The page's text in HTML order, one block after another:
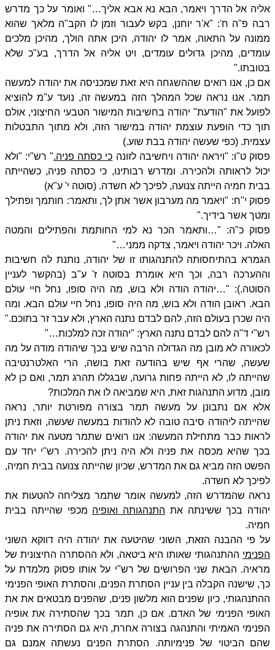
אליה אל הדרך ויאמר, הבא נא אבא אליך…" ואומר על כך מדרש
רבה פ"ה ח': "א'ר יוחנן, בקש לעבור וזמן לו הקב"ה מלאך שהוא
ממונה על התאוה, אמר לו יהודה, היכן אתה הולך, מהיכן מלכים
עומדים, מהיכן גדולים עומדים, ויט אליה אל הדרך, בע"כ שלא
בטובתו."
אם כן, אנו רואים שההשגחה היא זאת שמכניסה את יהודה למעשה
תמר. אנו נראה שכל המהלך הזה במעשה זה, נועד ע"מ להוציא
לפועל את "הודעת" יהודה בחשיבות המישור הטבעי החיצוני, אולם
תוך כדי הופעת עוצמת יהודה במישור הזה, ולא מתוך התבטלות
עצמית. (כפי שעשה יהודה בבת שוע.)
פסוק ט"ו: "ויראה יהודה ויחשיבה לזונה כי כסתה פניה." רש"י: "ולא
יכול לראותה ולהכירה. ומדרש רבותינו, כי כסתה פניה, כשהייתה
בבית חמיה הייתה צנועה, לפיכך לא חשדה. (סוטה י' ע"א)
פסוק י"ח: "ויאמר מה מערבון אשר אתן לך, ותאמר: חותמך ופתילך
ומטך אשר בידיך."
פסוק כ"ה: "…ותאמר הכר נא למי החותמת והפתילים והמטה
האלה. ויכר יהודה ויאמר, צדקה ממני…"
הגמרא בהתיחסותה להתנהגותו זו של יהודה, נותנת לה חשיבות
וההערכה רבה, וכך היא אומרת בסוטה ז' ע"ב (בהקשר לעניין
הסוטה.): "…יהודה הודה ולא בוש, מה היה סופו, נחל חיי עולם
הבא. ראובן הודה ולא בוש, מה היה סופו, נחל חיי עולם הבא. ומה
היה שכרן בעולם הזה, להם לבדם נתנה הארץ, ולא עבר זר בתוכם."
רש"י ד"ה להם לבדם נתנה הארץ: "יהודה זכה למלכות…"
לכאורה לא מובן מה הגדולה הרבה שיש בכך שיהודה מודה על מה
שעשה, שהרי אף שיש בהודעה זאת בושה, הרי האלטרנטיבה
שהייתה לו, לא הייתה פחות גרועה, שבגללו תהרג תמר, ואם כן לא
מובן, מדוע התנהגות זאת, היא שמביאה לו את המלכות?
אלא אם נתבונן על מעשה תמר בצורה מפורטת יותר, נראה
שהייתה ליהודה סיבה טובה לא להודות במעשה שעשה, וזאת ניתן
לראות כבר מתחילת המעשה: אנו רואים שתמר מטעה את יהודה
בכך שהיא מכסה את פניה ולא היה ניתן להכירה. רש"י יחד עם
הפשט הזה מביא גם את המדרש, שכיון שהייתה צנועה בבית חמיה,
לפיכך לא חשדה.
נראה שהמדרש הזה, למעשה אומר שתמר מצליחה להטעות את
יהודה בכך ששינתה את התנהגותה ואופיה מכפי שהייתה בבית
חמיה.
על פי ההבנה הזאת, השוני שהיטעה את יהודה היה דווקא השוני
הפנימי ההתנהגותי שאותו היא ביטאה, ולא ההסתרה החיצונית של
מראיה. הבאת שני הפרושים של רש"י על אותו פסוק מלמדת על
כך, שישנה הקבלה בין עניין הסתרת הפנים, והסתרת האופי הפנימי
ההתנהגותי, כיון שפנים הוא מלשון פנים, שהפנים מבטאים את את
האופי הפנימי של האדם. אם כן, תמר בכך שהסתירה את אופיה
הפנימי האמיתי והתנהגה בצורה אחרת, היא גם הסתירה את פניה
שהם הביטוי של פנימיותה. הסתרת הפנים נעשתה אמנם גם